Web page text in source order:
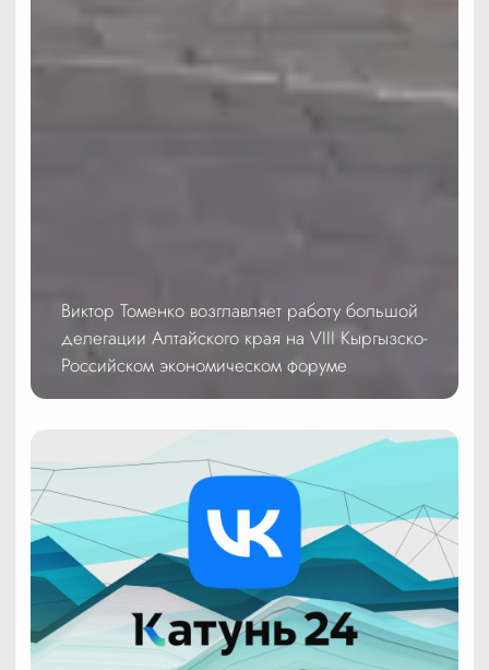
Виктор Томенко возглавляет работу большой
делегации Алтайского края на VIII Кыргызско-
Российском экономическом форуме